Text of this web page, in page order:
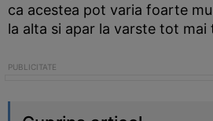
ca acestea pot varia foarte
la alta si apar la varste tot mai